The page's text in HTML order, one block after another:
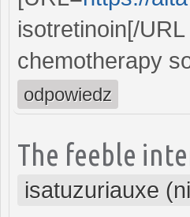
isotretinoin[/
chemotherapy
odpowiedz
The feeble
isatuzuriauxe